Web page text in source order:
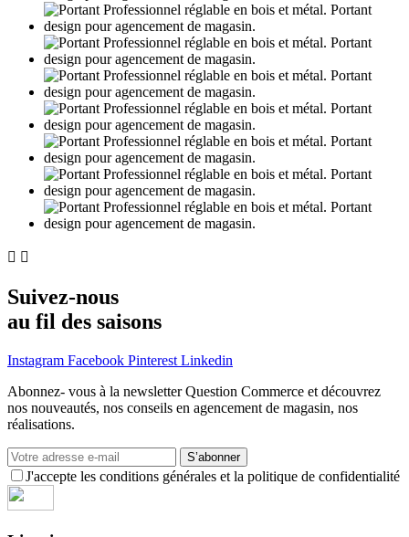
 
Suivez-nous
au fil des saisons
Instagram Facebook Pinterest Linkedin
Abonnez- vous à la newsletter Question Commerce et découvrez
nos nouveautés, nos conseils en agencement de magasin, nos
réalisations.
S’abonner
J'accepte les conditions générales et la politique de confidentialité